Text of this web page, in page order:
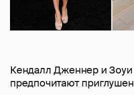
Кендалл Дженнер и
предпочитают